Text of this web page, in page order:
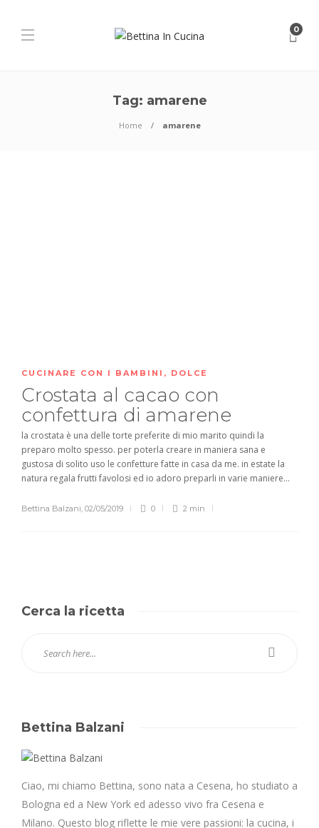
0
Tag: amarene
Home amarene
CUCINARE CON I BAMBINI , DOLCE
Crostata al cacao con
confettura di amarene
la crostata è una delle torte preferite di mio marito quindi la
preparo molto spesso. per poterla creare in maniera sana e
gustosa di solito uso le confetture fatte in casa da me. in estate la
natura regala frutti favolosi ed io adoro preparli in varie maniere...
Bettina Balzani, 02/05/2019 0 2 min
Cerca la ricetta
Bettina Balzani
Ciao, mi chiamo Bettina, sono nata a Cesena, ho studiato a
Bologna ed a New York ed adesso vivo fra Cesena e
Milano. Questo blog riflette le mie vere passioni: la cucina, i